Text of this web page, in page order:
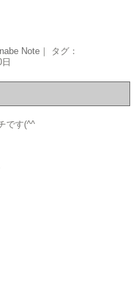
Note ｜ タグ：
す(^^ゞ